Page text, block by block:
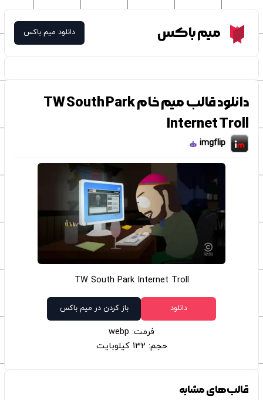
Meme Boxمیم باکس دانلود میم باکس
دانلود قالب میم خام TW South Park
Internet Troll
imgflip
TW South Park Internet Troll
دانلود باز کردن در میم باکس
فرمت: webp
حجم: 132 کیلوبایت
قالب‌های مشابه